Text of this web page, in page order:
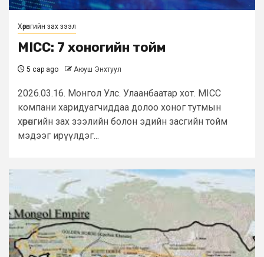
Хөрөнгийн зах зээл
MICC: 7 хоногийн тойм
5 сар ago Аюуш Энхтуул
2026.03.16. Монгол Улс. Улаанбаатар хот. MICC
компани харидуагчиддаа долоо хоног тутмын
хөрөнгийн зах зээлийн болон эдийн засгийн тойм
мэдээг ирүүлдэг...